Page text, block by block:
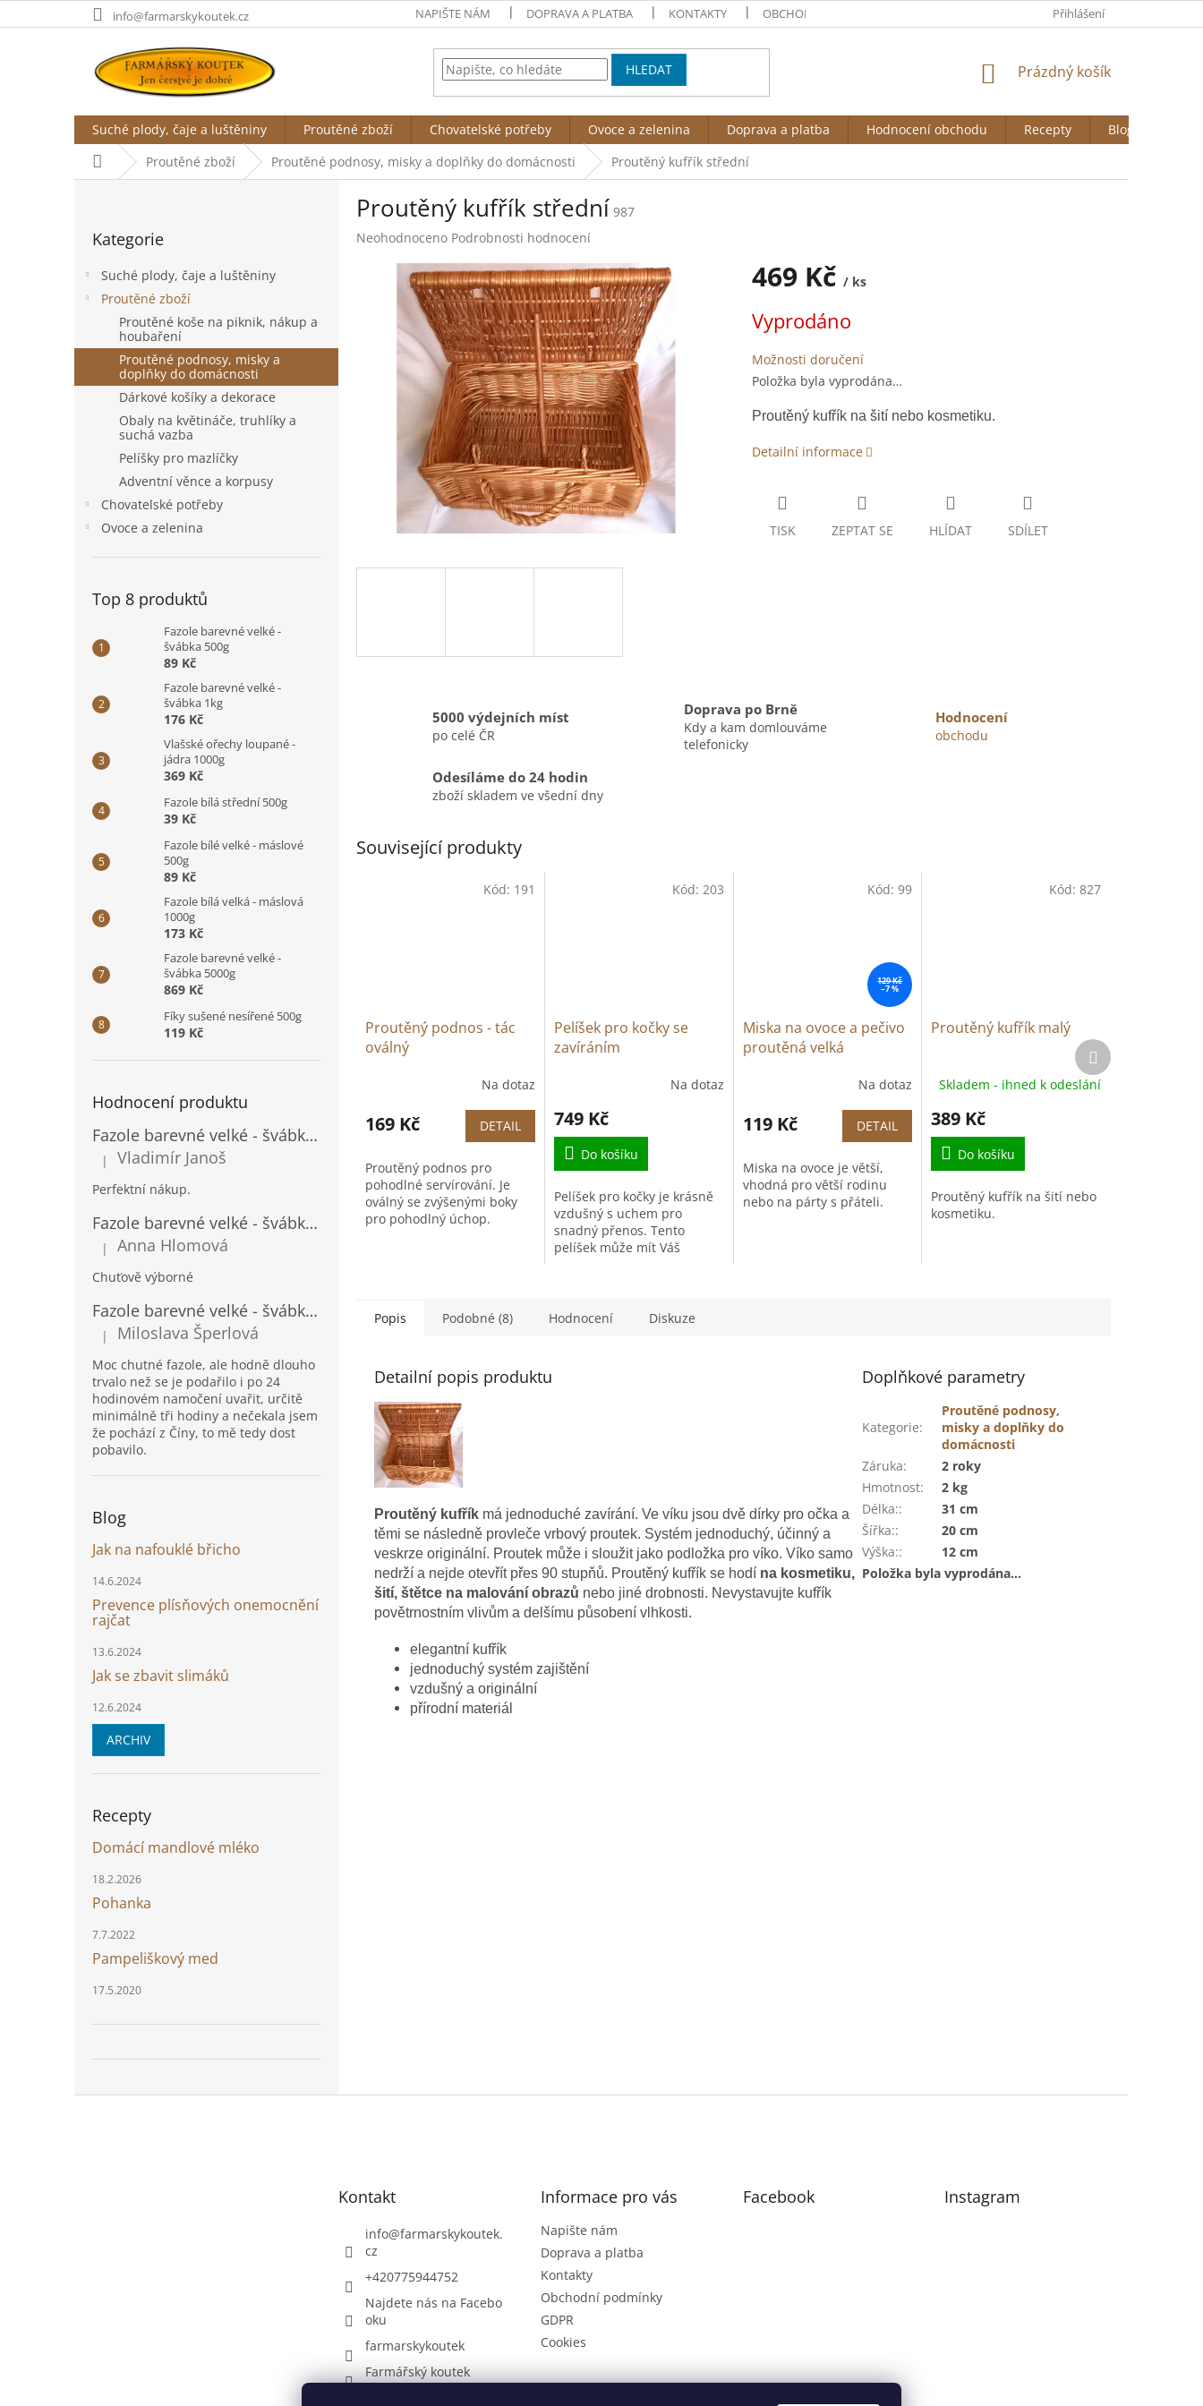
na
info@farmarskykoutek.cz NAPIŠTE NÁM DOPRAVA A PLATBA KONTAKTY OBCHODNÍ PODMÍNKY Přihlášení
HLEDAT
NÁKUPNÍ
Prázdný košík
Suché plody, čaje a luštěniny Proutěné zboží Chovatelské potřeby Ovoce a zelenina Doprava a platba Hodnocení obchodu Recepty
Blog
Domů Proutěné zboží Proutěné podnosy, misky a doplňky do domácnosti Proutěný kufřík střední
í
a
kategorie
Kategorie
Suché plody, čaje a luštěniny
Proutěné zboží
Proutěné koše na piknik, nákup a
houbaření
Proutěné podnosy, misky a
doplňky do domácnosti
Dárkové košíky a dekorace
Obaly na květináče, truhlíky a
suchá vazba
Pelíšky pro mazlíčky
Adventní věnce a korpusy
Chovatelské potřeby
Ovoce a zelenina
Top 8 produktů
Fazole barevné velké -
švábka 500g
89 Kč
Fazole barevné velké -
švábka 1kg
176 Kč
Vlašské ořechy loupané -
jádra 1000g
369 Kč
Fazole bílá střední 500g
39 Kč
Fazole bílé velké - máslové
500g
89 Kč
Fazole bílá velká - máslová
1000g
173 Kč
Fazole barevné velké -
švábka 5000g
869 Kč
Fíky sušené nesířené 500g
119 Kč
Hodnocení produktu
Fazole barevné velké - švábka 500g
Hodnocení produktu je 5 z 5 hvězdiček.
| Vladimír Janoš
Perfektní nákup.
Fazole barevné velké - švábka 500g
Hodnocení produktu je 5 z 5 hvězdiček.
| Anna Hlomová
Chuťově výborné
Fazole barevné velké - švábka 1kg
Hodnocení produktu je 5 z 5 hvězdiček.
| Miloslava Šperlová
Moc chutné fazole, ale hodně dlouho
trvalo než se je podařilo i po 24
hodinovém namočení uvařit, určitě
minimálně tři hodiny a nečekala jsem
že pochází z Číny, to mě tedy dost
pobavilo.
Blog
Jak na nafouklé břicho
14.6.2024
Prevence plísňových onemocnění
rajčat
13.6.2024
Jak se zbavit slimáků
12.6.2024
ARCHIV
Recepty
Domácí mandlové mléko
18.2.2026
Pohanka
7.7.2022
Pampeliškový med
17.5.2020
Proutěný kufřík střední 987
Průměrné
produktu
hvězdiček.
Neohodnoceno Podrobnosti hodnocení
469 Kč / ks
cena:
Vyprodáno
Možnosti doručení
Položka byla vyprodána…
Proutěný kufřík na šití nebo kosmetiku.
Detailní informace
TISK ZEPTAT SE HLÍDAT SDÍLET
5000 výdejních míst
po celé ČR
Doprava po Brně
Kdy a kam domlouváme
telefonicky
Hodnocení
obchodu
Odesíláme do 24 hodin
zboží skladem ve všední dny
Související produkty
Proutěný podnos - tác
oválný
Na dotaz
169 Kč DETAIL
Proutěný podnos pro
pohodlné servírování. Je
oválný se zvýšenými boky
pro pohodlný úchop.
Kód: 191
Pelíšek pro kočky se
zavíráním
produktu
je
5,0
z
5
hvězdiček.
Na dotaz
749 Kč
Do košíku
Pelíšek pro kočky je krásně
vzdušný s uchem pro
snadný přenos. Tento
pelíšek může mít Váš
Kód: 203
129 Kč
–7 %
Miska na ovoce a pečivo
proutěná velká
produktu
z
5
hvězdiček.
Na dotaz
119 Kč DETAIL
Miska na ovoce je větší,
vhodná pro větší rodinu
nebo na párty s přáteli.
Kód:99
Proutěný kufřík malý
Skladem - ihned k odeslání
389 Kč
Do košíku
Proutěný kufřík na šití nebo
kosmetiku.
Kód: 827
Další
produkt
Popis Podobné (8) Hodnocení Diskuze
Detailní popis produktu
Proutěný kufřík má jednoduché zavírání. Ve víku jsou dvě dírky pro očka a
těmi se následně provleče vrbový proutek. Systém jednoduchý, účinný a
veskrze originální. Proutek může i sloužit jako podložka pro víko. Víko samo
nedrží a nejde otevřít přes 90 stupňů. Proutěný kufřík se hodí na kosmetiku,
šití, štětce na malování obrazů nebo jiné drobnosti. Nevystavujte kufřík
povětrnostním vlivům a delšímu působení vlhkosti.
elegantní kufřík
jednoduchý systém zajištění
vzdušný a originální
přírodní materiál
Doplňkové parametry
Kategorie:
Proutěné podnosy,
misky a doplňky do
domácnosti
Záruka:
2 roky
Hmotnost:
2 kg
Délka::
31 cm
Šířka::
20 cm
Výška::
12 cm
Položka byla vyprodána…
Kontakt
info@farmarskykoutek.
cz
+420775944752
Najdete nás na Facebo
oku
farmarskykoutek
Farmářský koutek
Informace pro vás
Napište nám
Doprava a platba
Kontakty
Obchodní podmínky
GDPR
Cookies
Facebook Instagram